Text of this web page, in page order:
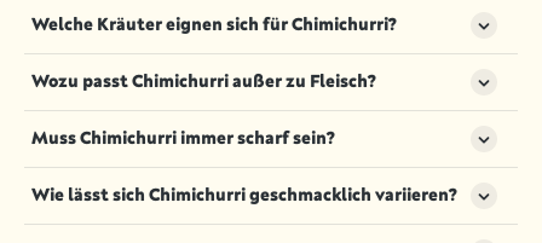
Wenn Sie getrocknete Kräuter verwenden, kann es
sogar etwas länger haltbar sein. Eine dünne Schicht
Öl auf der Oberfläche hilft dabei, die Soße frisch zu
halten.
Welche Kräuter eignen sich für Chimichurri?
Wer mag, kann zusätzlich getrockneten Oregano,
Thymian oder auch Minze verwenden. Mit
hochwertigen, schonend getrockneten Kräutern
gelingt ein würziges Chimichurri auch ohne frische
Zutaten.
Wozu passt Chimichurri außer zu Fleisch?
gegrilltem Gemüse, Ofenkartoffeln, Halloumi,
Sandwiches oder als Dip zu Baguette. Selbst als
Dressing-Grundlage für Salate macht es eine gute
Figur.
Muss Chimichurri immer scharf sein?
anpassen. Mit milden Chili-Sorten oder geringerer
Menge bleibt es angenehm würzig. Wer’s feurig
Wie lässt sich Chimichurri geschmacklich variieren?